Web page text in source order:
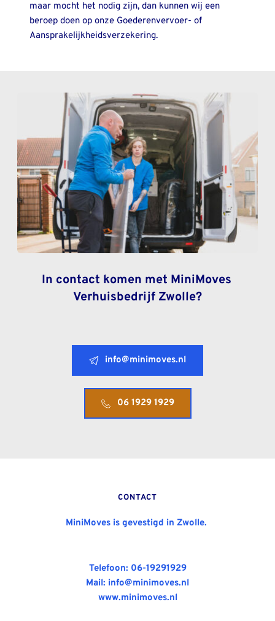
maar mocht het nodig zijn, dan kunnen wij een
beroep doen op onze Goederenvervoer- of
Aansprakelijkheidsverzekering.
In contact komen met MiniMoves
Verhuisbedrijf Zwolle?
info@minimoves.nl
06 1929 1929
CONTACT
MiniMoves is gevestigd in Zwolle.
Telefoon: 06-19291929
Mail: info@minimoves.nl
www.minimoves.nl